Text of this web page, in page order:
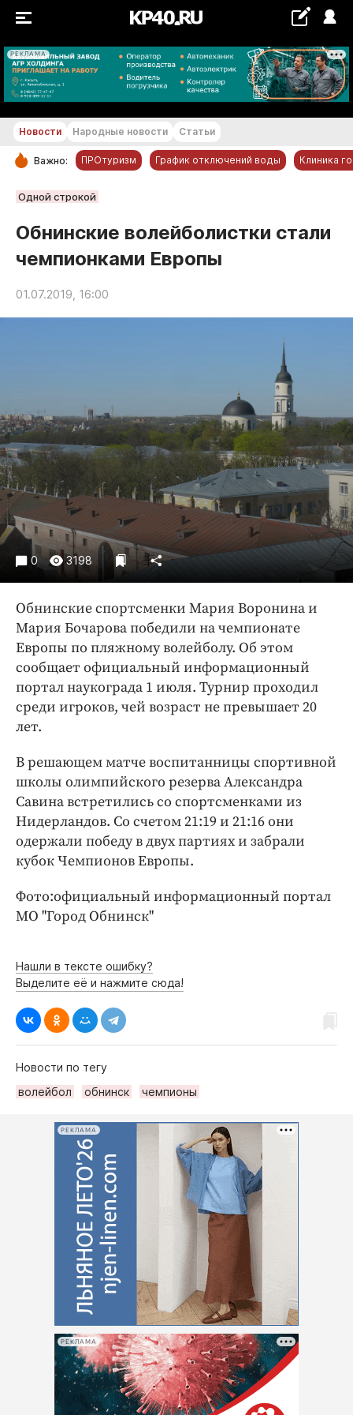
РЕКЛАМА
+29...+30 °С
РУБРИКИ
Статьи
Народные новости
Авто и транспорт
Недвижимость и ЖКХ
Образование
Общество
Погода
Праздники
Происшествия
Спорт
Экономика и бизнес
ПРОЕКТЫ
Издания
Медиаперсона
Интересное чтиво
Бренд года
Работодатель года
Новости Народные новости Статьи
Важно: ПРОтуризм График отключений воды Клиника
Одной строкой
Обнинские волейболистки стали
чемпионками Европы
01.07.2019, 16:00
0 3198
Обнинские спортсменки Мария Воронина и
Мария Бочарова победили на чемпионате
Европы по пляжному волейболу. Об этом
сообщает официальный информационный
портал наукограда 1 июля. Турнир проходил
среди игроков, чей возраст не превышает 20
лет.
В решающем матче воспитанницы спортивной
школы олимпийского резерва Александра
Савина встретились со спортсменками из
Нидерландов. Со счетом 21:19 и 21:16 они
одержали победу в двух партиях и забрали
кубок Чемпионов Европы.
Фото:официальный информационный портал
МО "Город Обнинск"
Нашли в тексте ошибку?
Выделите её и нажмите сюда!
Новости по тегу
волейбол
обнинск чемпионы
РЕКЛАМА
РЕКЛАМА